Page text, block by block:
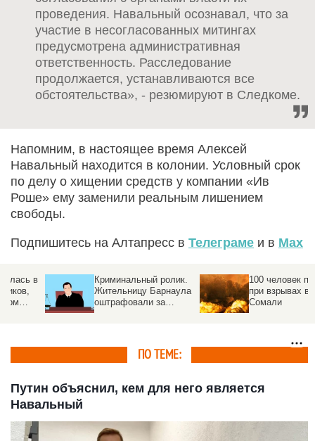
проведения. Навальный осознавал, что за
участие в несогласованных митингах
предусмотрена административная
ответственность. Расследование
продолжается, устанавливаются все
обстоятельства», - резюмируют в Следкоме.
Напомним, в настоящее время Алексей
Навальный находится в колонии. Условный срок
по делу о хищении средств у компании «Ив
Роше» ему заменили реальным лишением
свободы.
Подпишитесь на Алтапресс в Телеграме и в Max
Криминальный ролик.
Жительницу Барнаула
оштрафовали за
экстремистское видео
100 человек погибло
при взрывах в столице
Сомали
ПО ТЕМЕ:
Путин объяснил, кем для него является
Навальный